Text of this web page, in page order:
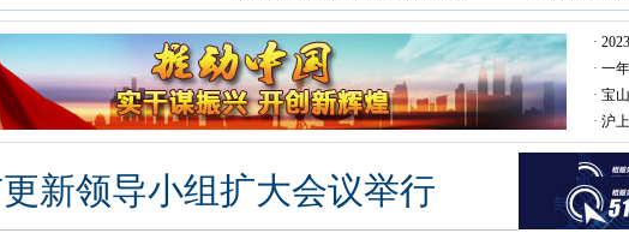
·
· 一
· 宝
· 沪
更新领导小组扩大会议举行